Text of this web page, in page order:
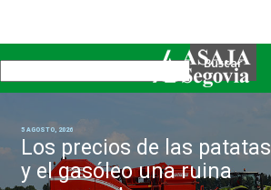
Nuestra organización
Los precios de las patatas
y el gasóleo una ruina
5 AGOSTO, 2026